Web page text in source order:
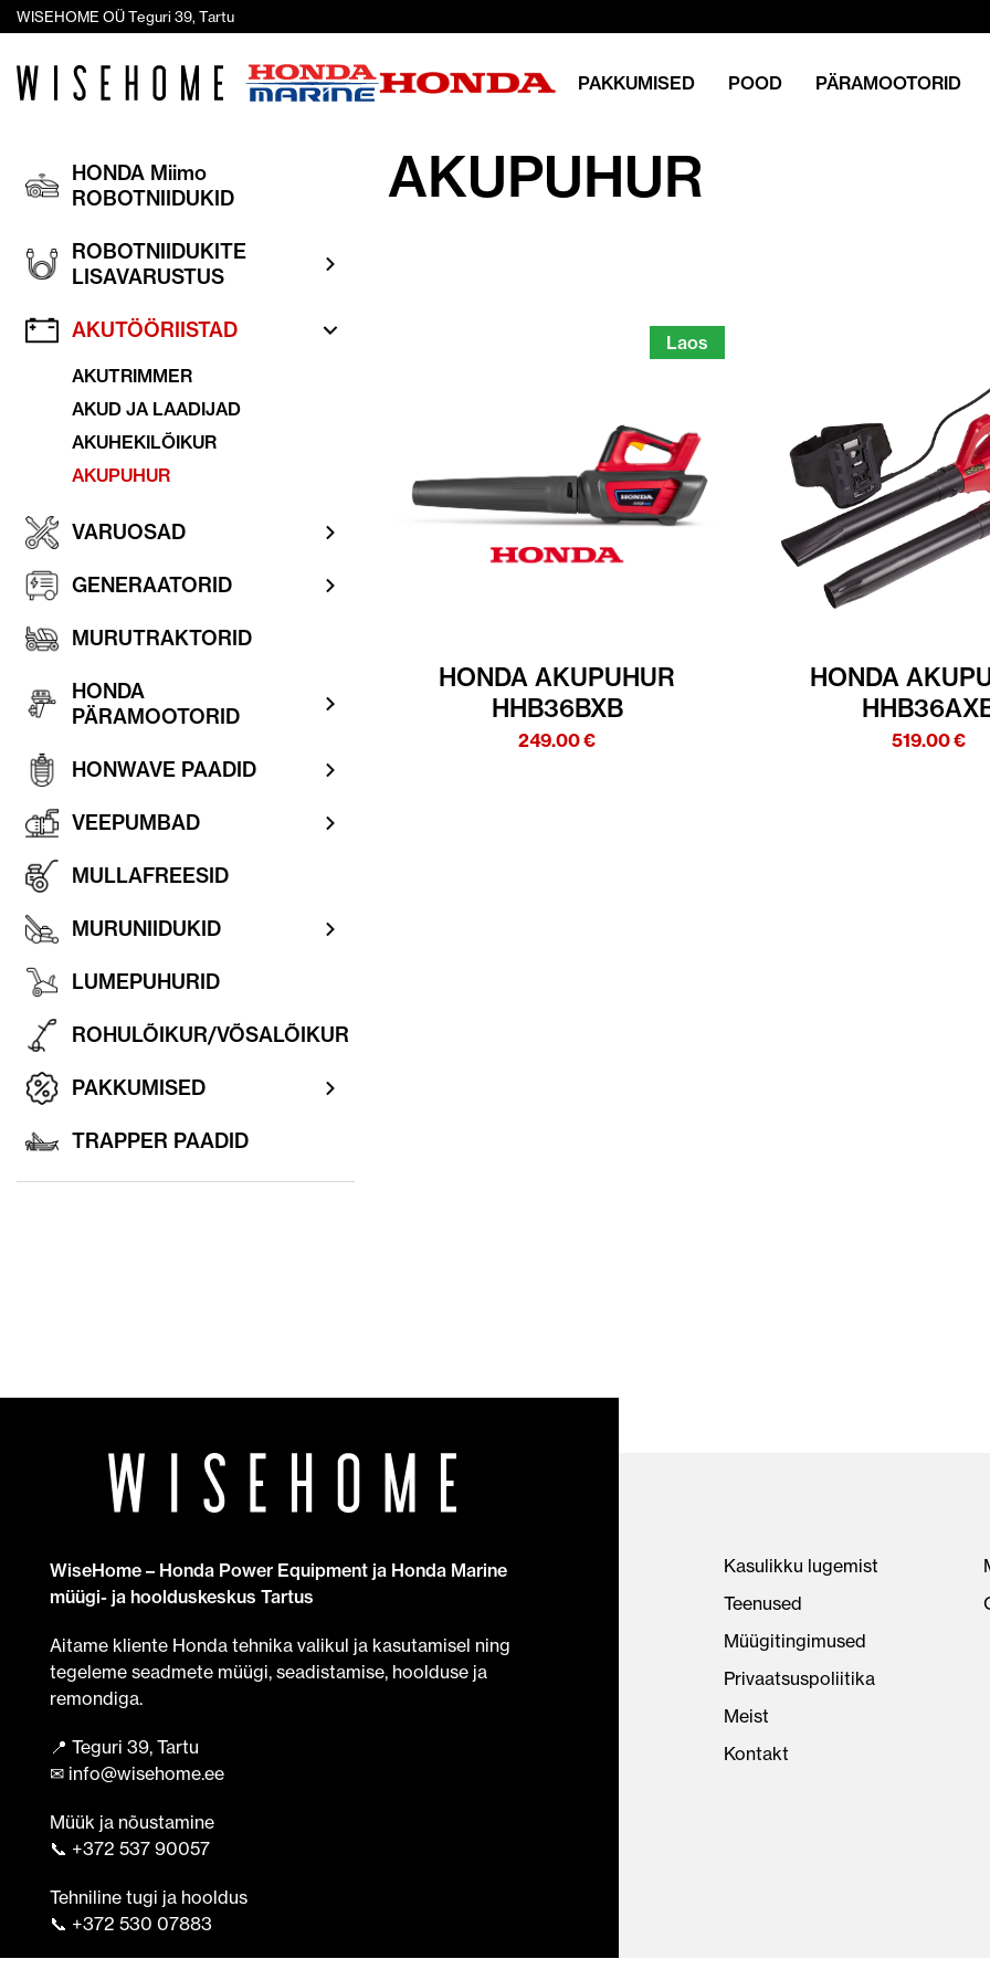
WISEHOME OÜ Teguri 39, Tartu
PAKKUMISED POOD PÄRAMOOTORID
HONDA Miimo
ROBOTNIIDUKID
ROBOTNIIDUKITE
LISAVARUSTUS
AKUTÖÖRIISTAD
AKUTRIMMER
AKUD JA LAADIJAD
AKUHEKILÕIKUR
AKUPUHUR
VARUOSAD
GENERAATORID
MURUTRAKTORID
HONDA
PÄRAMOOTORID
HONWAVE PAADID
VEEPUMBAD
MULLAFREESID
MURUNIIDUKID
LUMEPUHURID
ROHULÕIKUR/VÕSALÕIKUR
PAKKUMISED
TRAPPER PAADID
AKUPUHUR
Laos
HONDA AKUPUHUR
HHB36BXB
249.00€
HONDA
519.00€
WiseHome – Honda Power Equipment ja Honda Marine
müügi- ja hoolduskeskus Tartus
Aitame kliente Honda tehnika valikul ja kasutamisel ning
tegeleme seadmete müügi, seadistamise, hoolduse ja
remondiga.
📍 Teguri 39, Tartu
✉ info@wisehome.ee
Müük ja nõustamine
📞 +372 537 90057
Tehniline tugi ja hooldus
📞 +372 530 07883
Kasulikku lugemist
Teenused
Müügitingimused
Privaatsuspoliitika
Meist
Kontakt